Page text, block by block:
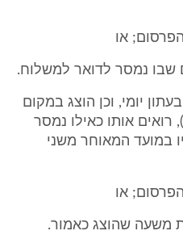
יומי, וכן הוצג במקום
אותו כאילו נמסר
במועד המאוחר משני